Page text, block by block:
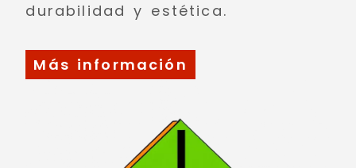
durabilidad y estética.
Más información